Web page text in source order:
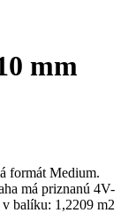
mm
formát Medium.
má priznanú 4V-
balíku: 1,2209 m2